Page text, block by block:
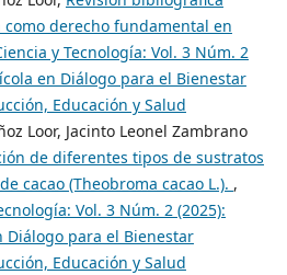
derecho fundamental en
y Tecnología: Vol. 3 Núm. 2
en Diálogo para el Bienestar
Educación y Salud
Loor, Jacinto Leonel Zambrano
de diferentes tipos de sustratos
cacao (Theobroma cacao L.). ,
Vol. 3 Núm. 2 (2025):
Diálogo para el Bienestar
Educación y Salud